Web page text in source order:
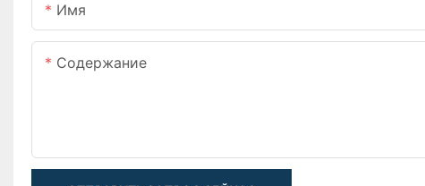
Имя
Содержание